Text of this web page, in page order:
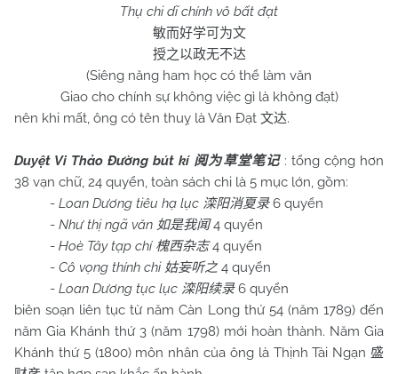
Thụ chi dĩ chính vô bất đạt
敏而好学可为文
授之以政无不达
(Siêng năng ham học có thể làm văn
Giao cho chính sự không việc gì là không đạt)
nên khi mất, ông có tên thuỵ là Văn Đạt 文达.
Duyệt Vi Thảo Đường bút kí 阅为草堂笔记: tổng cộng hơn
38 vạn chữ, 24 quyển, toàn sách chi là 5 mục lớn, gồm:
- Loan Dương tiêu hạ lục 滦阳消夏录6 quyển
- Như thị ngã văn 如是我闻4 quyển
- Hoè Tây tạp chí槐西杂志4 quyển
- Cô vọng thính chi 姑妄听之 4 quyển
- Loan Dương tục lục 滦阳续录6 quyển
biên soạn liên tục từ năm Càn Long thứ 54 (năm 1789) đến
năm Gia Khánh thứ 3 (năm 1798) mới hoàn thành. Năm Gia
Khánh thứ 5 (1800) môn nhân của ông là Thịnh Tài Ngạn 盛